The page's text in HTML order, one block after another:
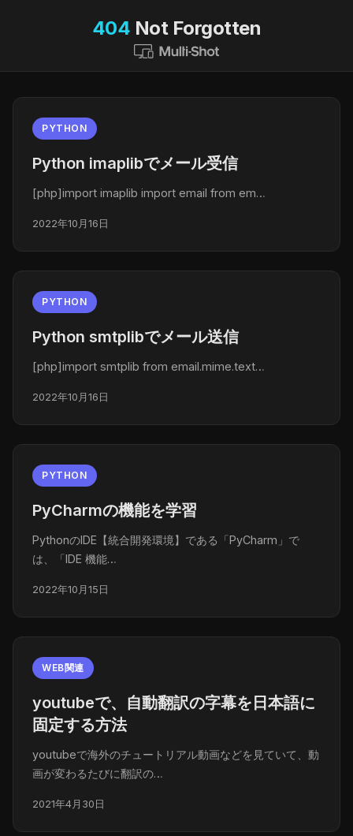
404 Not Forgotten
PYTHON
Python imaplibでメール受信
[php]import imaplib import email from em…
2022年10月16日
PYTHON
Python smtplibでメール送信
[php]import smtplib from email.mime.text…
2022年10月16日
PYTHON
PyCharmの機能を学習
PythonのIDE【統合開発環境】である「PyCharm」で
は、「IDE 機能…
2022年10月15日
WEB関連
youtubeで、自動翻訳の字幕を日本語に
固定する方法
youtubeで海外のチュートリアル動画などを見ていて、動
画が変わるたびに翻訳の…
2021年4月30日